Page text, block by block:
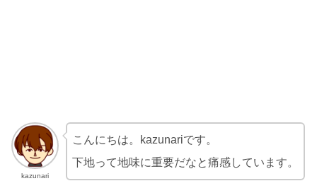
kazunari
こんにちは。kazunariです。
下地って地味に重要だなと痛感しています。